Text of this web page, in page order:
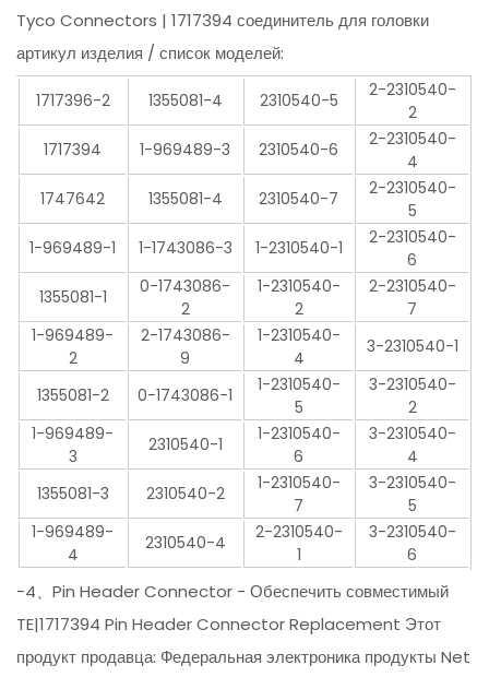
Tyco Connectors | 1717394 соединитель для головки
артикул изделия / список моделей:
1717396-2 1355081-4 2310540-5
2-2310540-
2
1717394
1-969489-3 2310540-6
2-2310540-
4
1747642
1355081-4 2310540-7
2-2310540-
5
1-969489-1
1-1743086-3 1-2310540-1
2-2310540-
6
1355081-1
0-1743086-
2
1-2310540-
2
2-2310540-
7
1-969489-
2
2-1743086-
9
1-2310540-
4
3-2310540-1
1355081-2 0-1743086-1
1-2310540-
5
3-2310540-
2
1-969489-
3
2310540-1
1-2310540-
6
3-2310540-
4
1355081-3
2310540-2
1-2310540-
7
3-2310540-
5
1-969489-
4
2310540-4
2-2310540-
1
3-2310540-
6
-4、Pin Header Connector - Обеспечить совместимый
TE|1717394 Pin Header Connector Replacement Этот
продукт продавца: Федеральная электроника продукты Net